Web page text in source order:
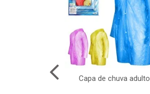
Capa de chuva adulto